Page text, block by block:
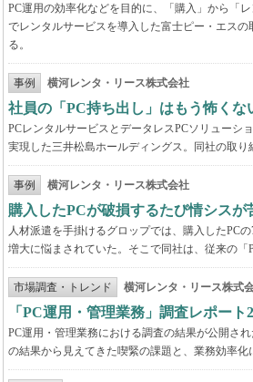
PC運用の効率化などを目的に、「購入」から「
でレンタルサービスを導入した富士ピー・エス
る。
事例 横河レンタ・リース株式会社
社員の「PC持ち出し」はもう怖く
PCレンタルサービスとデータレスPCソリューシ
実現した三井松島ホールディングス。同社の取り
事例 横河レンタ・リース株式会社
購入したPCが破損するたび情シス
人材派遣を手掛けるグロップでは、購入したPC
増大に悩まされていた。そこで同社は、従来の「
市場調査・トレンド 横河レンタ・リース株式
「PC運用・管理業務」調査レポー
PC運用・管理業務における調査の結果が公開さ
の結果から見えてきた喫緊の課題と、業務効率化